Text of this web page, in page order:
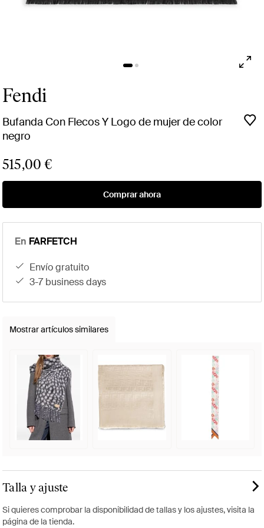
Fendi
Bufanda Con Flecos Y Logo de mujer de color
negro
515,00 €
Comprar ahora
En FARFETCH
envío gratuito
3-7 business days
Mostrar artículos similares
Talla y ajuste
Si quieres comprobar la disponibilidad de tallas y los ajustes, visita la
página de la tienda.